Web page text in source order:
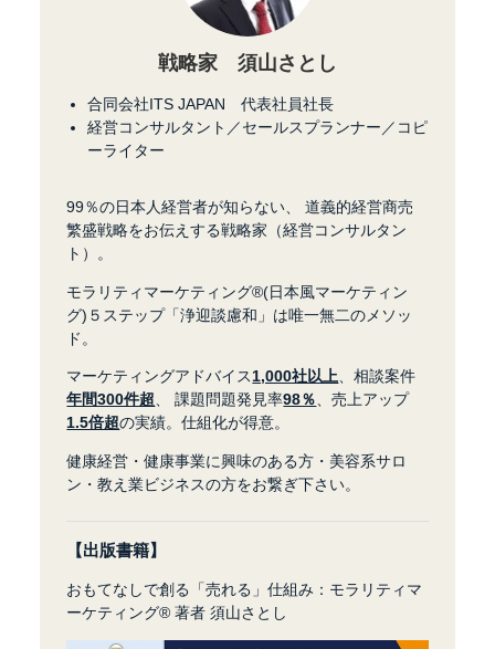
戦略家 須山さとし
合同会社ITS JAPAN 代表社員社長
経営コンサルタント／セールスプランナー／コピ
ーライター
99％の日本人経営者が知らない、
道義的経営商売
繁盛戦略をお伝えする戦略家（経営コンサルタン
ト）。
モラリティマーケティング®︎(日本風マーケティン
グ)５ステップ「浄迎談慮和」は唯一無二のメソッ
ド。
マーケティングアドバイス1,000社以上、相談案件
年間300件超、 課題問題発見率98％、売上アップ
1.5倍超の実績。仕組化が得意。
健康経営・健康事業に興味のある方・美容系サロ
ン・教え業ビジネスの方をお繋ぎ下さい。
【出版書籍】
おもてなしで創る「売れる」仕組み：モラリティマ
ーケティング®︎ 著者 須山さとし